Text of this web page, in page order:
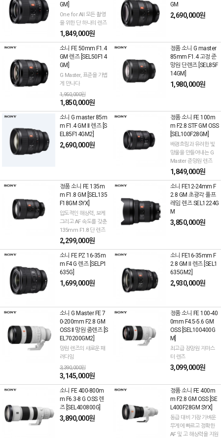
GM]
One for All 모든 촬영
을 위한 단 하나의 렌즈
1,849,000원
GM
2,690,000원
소니 FE 50mm F1.4
GM 렌즈 [SEL50F14
GM]
G Master, 표준을 가볍
게 만나다
1,950,000원
1,850,000원
정품 소니 G master
85mm F1.4 고정 준
망원 단렌즈 [SEL85F
14GM]
1,980,000원
소니 G master 85m
m F1.4 GM II 렌즈 [S
EL85F14GM2]
2,690,000원
정품 소니 FE 100m
m F2.8 STF GM OSS
[SEL100F28GM]
배경흐림과 유려한 빛
망울을 만들어내는 G
Master 준망원 렌즈
1,849,000원
정품 소니 FE 135m
m F1.8 GM [SEL135
F18GM SYX]
압도적인 해상력, 보케
그리고 AF 속도를 갖춘
135mm F1.8 단 렌즈
2,299,000원
소니 FE12-24mm F
2.8 GM 초광각 풀프
레임 렌즈 SEL1224G
M
3,850,000원
소니 FE PZ 16-35m
m F4 G 렌즈 [SELP1
635G]
1,699,000원
소니 FE16-35mm F
2.8 GM II 렌즈 [SEL1
635GM2]
2,930,000원
소니 G Master FE 7
0-200mm F2.8 GM
OSS II 망원 줌렌즈 [S
EL70200GM2]
망원 렌즈의 새로운 패
러다임
3,390,000원
3,145,000원
정품 소니 FE 100-40
0mm F4.5-5.6 GM
OSS [SEL100400G
M]
최고급 장망원 지마스
터 렌즈
3,099,000원
소니 FE 400-800m
m F6.3-8 G OSS 렌
즈 [SEL400800G]
3,890,000원
정품 소니 FE 400m
m F2.8 GM OSS [SE
L400F28GM SYX]
동급 대비 가장 가벼운
무게에 빠르고 정확한
AF 및 고 해상력을 지원